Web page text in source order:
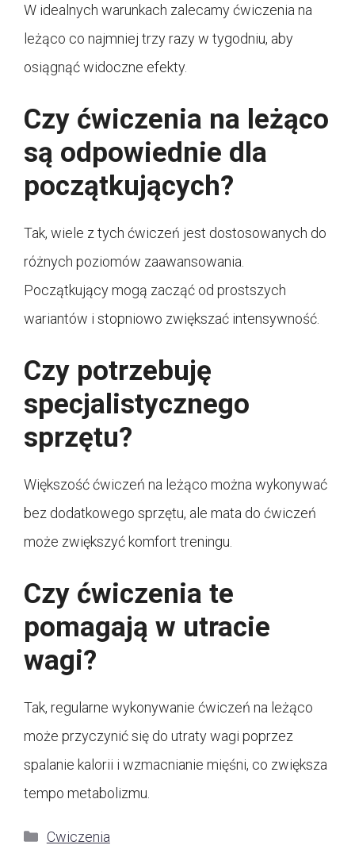
W idealnych warunkach zalecamy ćwiczenia na
leżąco co najmniej trzy razy w tygodniu, aby
osiągnąć widoczne efekty.
Czy ćwiczenia na leżąco
są odpowiednie dla
początkujących?
Tak, wiele z tych ćwiczeń jest dostosowanych do
różnych poziomów zaawansowania.
Początkujący mogą zacząć od prostszych
wariantów i stopniowo zwiększać intensywność.
Czy potrzebuję
specjalistycznego
sprzętu?
Większość ćwiczeń na leżąco można wykonywać
bez dodatkowego sprzętu, ale mata do ćwiczeń
może zwiększyć komfort treningu.
Czy ćwiczenia te
pomagają w utracie
wagi?
Tak, regularne wykonywanie ćwiczeń na leżąco
może przyczynić się do utraty wagi poprzez
spalanie kalorii i wzmacnianie mięśni, co zwiększa
tempo metabolizmu.
Kategorie
Cwiczenia